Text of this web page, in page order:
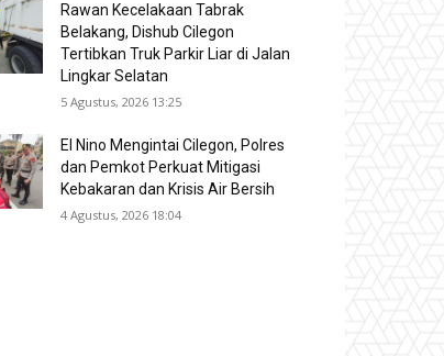
Rawan Kecelakaan Tabrak
Belakang, Dishub Cilegon
Tertibkan Truk Parkir Liar di Jalan
Lingkar Selatan
5 Agustus, 2026 13:25
El Nino Mengintai Cilegon, Polres
dan Pemkot Perkuat Mitigasi
Kebakaran dan Krisis Air Bersih
4 Agustus, 2026 18:04